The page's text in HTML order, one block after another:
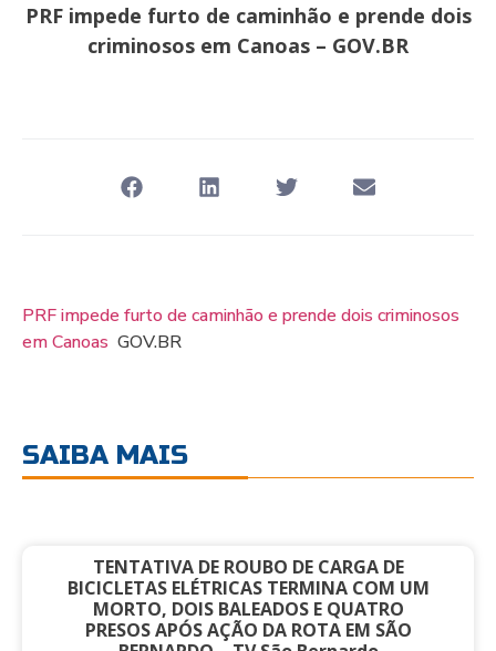
PRF impede furto de caminhão e prende dois
criminosos em Canoas – GOV.BR
PRF impede furto de caminhão e prende dois criminosos
em Canoas GOV.BR
SAIBA MAIS
TENTATIVA DE ROUBO DE CARGA DE
BICICLETAS ELÉTRICAS TERMINA COM UM
MORTO, DOIS BALEADOS E QUATRO
PRESOS APÓS AÇÃO DA ROTA EM SÃO